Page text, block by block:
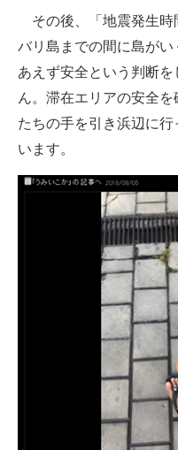
その後、「地震発生時
バリ島までの間に島が
あえず安全という判断
ん。滞在エリアの安全
たちの手を引き浜辺に
います。